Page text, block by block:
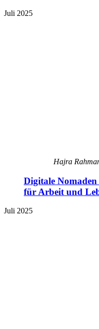
Juli 2025
Hajra
Digitale
für Arbeit und
Juli 2025